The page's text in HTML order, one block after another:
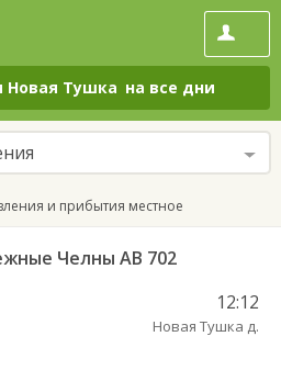
Новая Тушка на все дни
и прибытия местное
Челны АВ 702
12:12
Новая Тушка д.